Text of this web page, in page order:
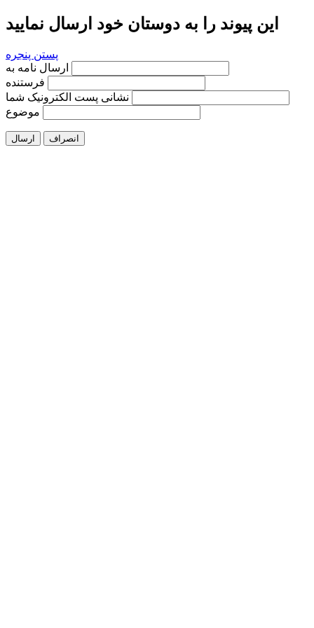
این پیوند را به دوستان خود ارسال نمایید
پستن پنجره
فرستنده
نشانی پست الکترونیک شما
موضوع
ارسال انصراف